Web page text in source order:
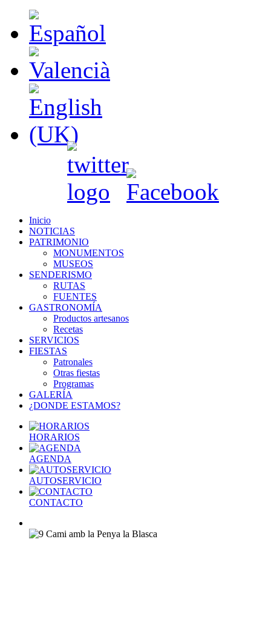
Inicio
NOTICIAS
PATRIMONIO
MONUMENTOS
MUSEOS
SENDERISMO
RUTAS
FUENTES
GASTRONOMÍA
Productos artesanos
Recetas
SERVICIOS
FIESTAS
Patronales
Otras fiestas
Programas
GALERÍA
¿DONDE ESTAMOS?
HORARIOS
AGENDA
AUTOSERVICIO
CONTACTO